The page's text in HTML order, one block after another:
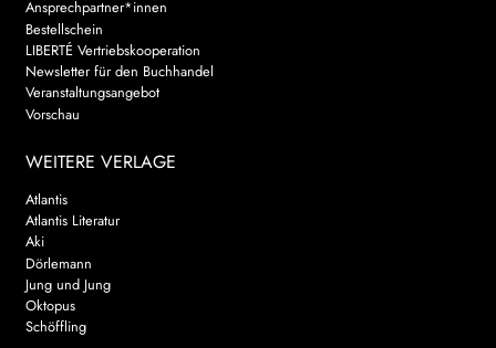
Ansprechpartner*innen
Bestellschein
LIBERTÉ Vertriebskooperation
Newsletter für den Buchhandel
Veranstaltungsangebot
Vorschau
WEITERE VERLAGE
Atlantis
Atlantis Literatur
Aki
Dörlemann
Jung und Jung
Oktopus
Schöffling